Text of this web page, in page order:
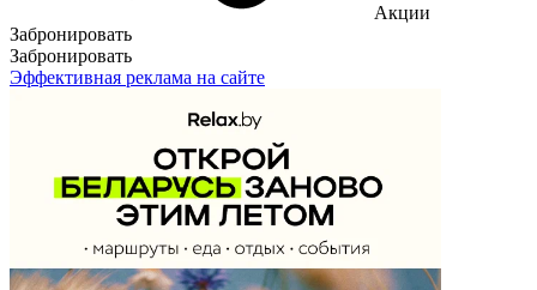
Акции
Забронировать
Забронировать
Эффективная реклама на сайте